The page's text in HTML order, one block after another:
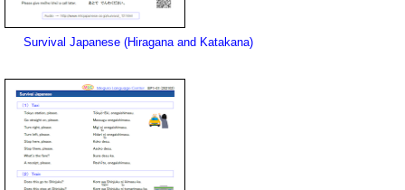
Survival Japanese (Hiragana and Katakana)